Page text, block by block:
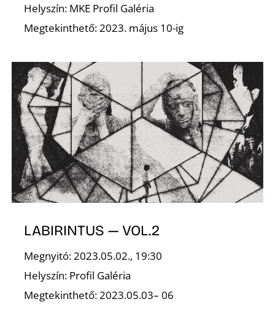
Helyszín: MKE Profil Galéria
Megtekinthető: 2023. május 10-ig
LABIRINTUS — VOL.2
Megnyitó: 2023.05.02., 19:30
Helyszín: Profil Galéria
Megtekinthető: 2023.05.03– 06